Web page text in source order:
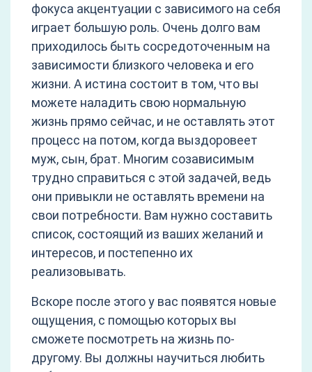
фокуса акцентуации с зависимого на себя
играет большую роль. Очень долго вам
приходилось быть сосредоточенным на
зависимости близкого человека и его
жизни. А истина состоит в том, что вы
можете наладить свою нормальную
жизнь прямо сейчас, и не оставлять этот
процесс на потом, когда выздоровеет
муж, сын, брат. Многим созависимым
трудно справиться с этой задачей, ведь
они привыкли не оставлять времени на
свои потребности. Вам нужно составить
список, состоящий из ваших желаний и
интересов, и постепенно их
реализовывать.
Вскоре после этого у вас появятся новые
ощущения, с помощью которых вы
сможете посмотреть на жизнь по-
другому. Вы должны научиться любить